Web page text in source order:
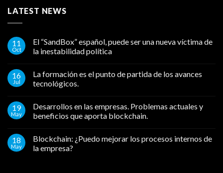
LATEST NEWS
11
Oct
El “SandBox” español, puede ser una nueva víctima de
la inestabilidad política
16
Jul
La formación es el punto de partida de los avances
tecnológicos.
19
May
Desarrollos en las empresas. Problemas actuales y
beneficios que aporta blockchain.
18
May
Blockchain: ¿Puedo mejorar los procesos internos de
la empresa?